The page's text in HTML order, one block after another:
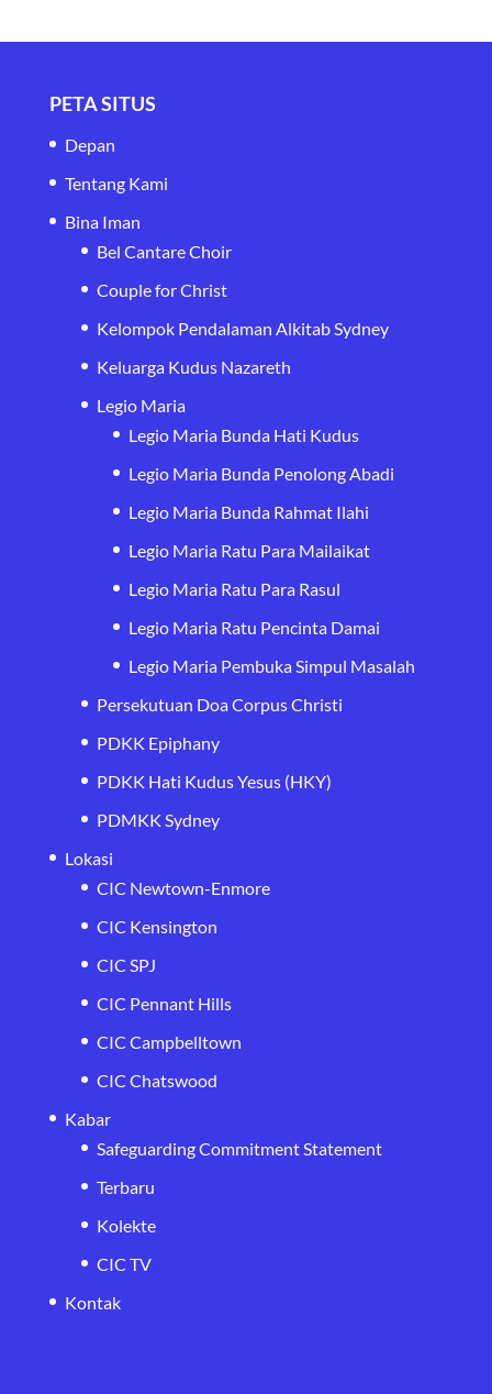
PETA SITUS
Depan
Tentang Kami
Bina Iman
Bel Cantare Choir
Couple for Christ
Kelompok Pendalaman Alkitab Sydney
Keluarga Kudus Nazareth
Legio Maria
Legio Maria Bunda Hati Kudus
Legio Maria Bunda Penolong Abadi
Legio Maria Bunda Rahmat Ilahi
Legio Maria Ratu Para Mailaikat
Legio Maria Ratu Para Rasul
Legio Maria Ratu Pencinta Damai
Legio Maria Pembuka Simpul Masalah
Persekutuan Doa Corpus Christi
PDKK Epiphany
PDKK Hati Kudus Yesus (HKY)
PDMKK Sydney
Lokasi
CIC Newtown-Enmore
CIC Kensington
CIC SPJ
CIC Pennant Hills
CIC Campbelltown
CIC Chatswood
Kabar
Safeguarding Commitment Statement
Terbaru
Kolekte
CIC TV
Kontak